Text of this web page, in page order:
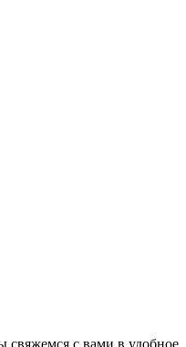
с вами в удобное